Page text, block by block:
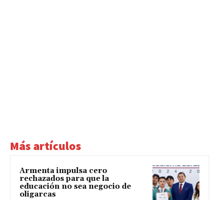
Más artículos
Armenta impulsa cero
rechazados para que la
educación no sea negocio de
oligarcas